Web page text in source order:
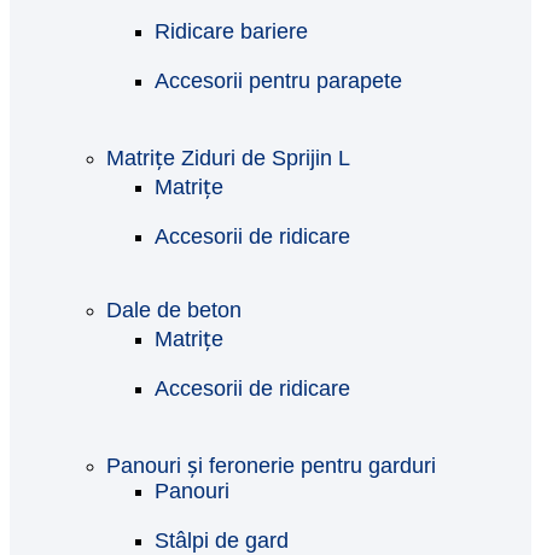
Ridicare bariere
Accesorii pentru parapete
Matrițe Ziduri de Sprijin L
Matrițe
Accesorii de ridicare
Dale de beton
Matrițe
Accesorii de ridicare
Panouri și feronerie pentru garduri
Panouri
Stâlpi de gard